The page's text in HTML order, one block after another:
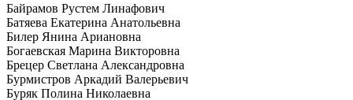
Байрамов Рустем Линафович
Батяева Екатерина Анатольевна
Билер Янина Ариановна
Богаевская Марина Викторовна
Брецер Светлана Александровна
Бурмистров Аркадий Валерьевич
Буряк Полина Николаевна